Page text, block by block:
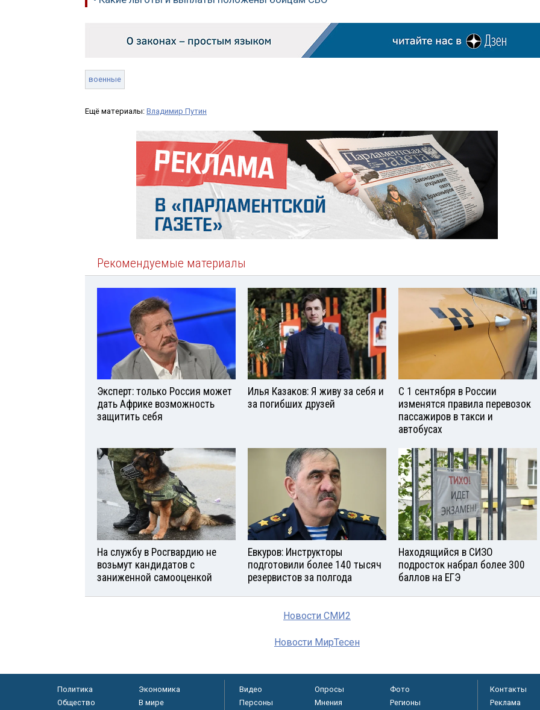
военные
Ещё материалы: Владимир Путин
Рекомендуемые материалы
Эксперт: только Россия может
дать Африке возможность
защитить себя
Илья Казаков: Я живу за себя и
за погибших друзей
С 1 сентября в России
изменятся правила перевозок
пассажиров в такси и
автобусах
На службу в Росгвардию не
возьмут кандидатов с
заниженной самооценкой
Евкуров: Инструкторы
подготовили более 140 тысяч
резервистов за полгода
Находящийся в СИЗО
подросток набрал более 300
баллов на ЕГЭ
Новости СМИ2
Новости МирТесен
Политика
Экономика
Общество
В мире
Видео Опросы
Фото
Персоны
Мнения Регионы
Контакты
Реклама